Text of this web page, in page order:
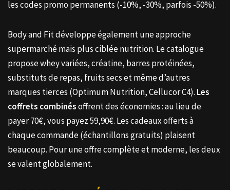
les codes promo permanents (-10%, -30%, parfois -50%).
Body and Fit développe également une approche
supermarché mais plus ciblée nutrition. Le catalogue
propose whey variées, créatine, barres protéinées,
substituts de repas, fruits secs et même d’autres
marques tierces (Optimum Nutrition, Cellucor C4). Les
coffrets combinésoffrent des économies : au lieu de
payer 70€, vous payez 59,90€. Les cadeaux offerts à
chaque commande (échantillons gratuits) plaisent
beaucoup. Pour une offre complète et moderne, les deux
se valent globalement.